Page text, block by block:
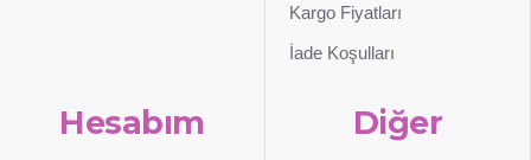
Kargo Fiyatları
İade Koşulları
Hesabım Diğer